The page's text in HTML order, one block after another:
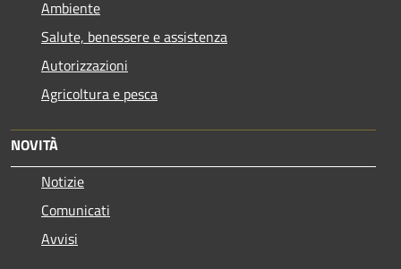
Ambiente
Salute, benessere e assistenza
Autorizzazioni
Agricoltura e pesca
NOVITÀ
Notizie
Comunicati
Avvisi